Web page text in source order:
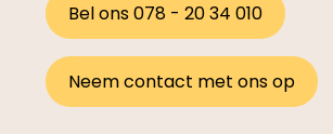
Bel ons 078 - 20 34 010
Neem contact met ons op